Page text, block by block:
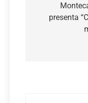
entradas
presenta